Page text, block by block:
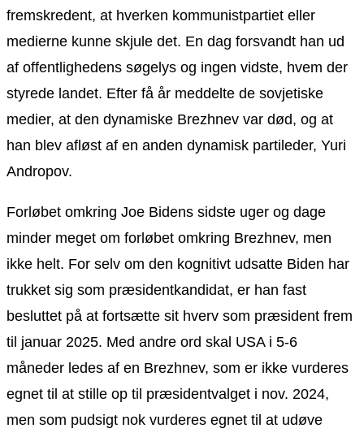
fremskredent, at hverken kommunistpartiet eller
medierne kunne skjule det. En dag forsvandt han ud
af offentlighedens søgelys og ingen vidste, hvem der
styrede landet. Efter få år meddelte de sovjetiske
medier, at den dynamiske Brezhnev var død, og at
han blev afløst af en anden dynamisk partileder, Yuri
Andropov.
Forløbet omkring Joe Bidens sidste uger og dage
minder meget om forløbet omkring Brezhnev, men
ikke helt. For selv om den kognitivt udsatte Biden har
trukket sig som præsidentkandidat, er han fast
besluttet på at fortsætte sit hverv som præsident frem
til januar 2025. Med andre ord skal USA i 5-6
måneder ledes af en Brezhnev, som er ikke vurderes
egnet til at stille op til præsidentvalget i nov. 2024,
men som pudsigt nok vurderes egnet til at udøve